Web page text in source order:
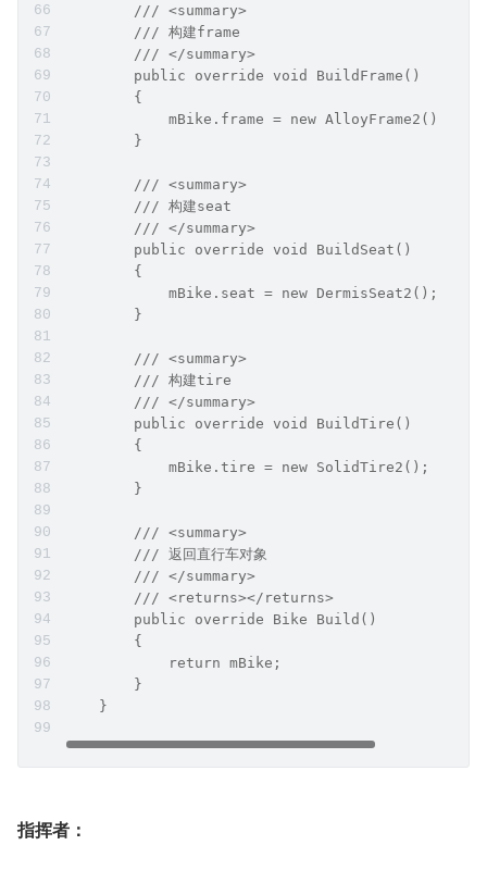
        /// <summary>
        /// 构建frame
        /// </summary>
        public override void BuildFrame()
        {
            mBike.frame = new AlloyFrame2();
        }
        /// <summary>
        /// 构建seat
        /// </summary>
        public override void BuildSeat()
        {
            mBike.seat = new DermisSeat2();
        }
        /// <summary>
        /// 构建tire
        /// </summary>
        public override void BuildTire()
        {
            mBike.tire = new SolidTire2();
        }
        /// <summary>
        /// 返回直行车对象
        /// </summary>
        /// <returns></returns>
        public override Bike Build()
        {
            return mBike;
        }
    }
指挥者：